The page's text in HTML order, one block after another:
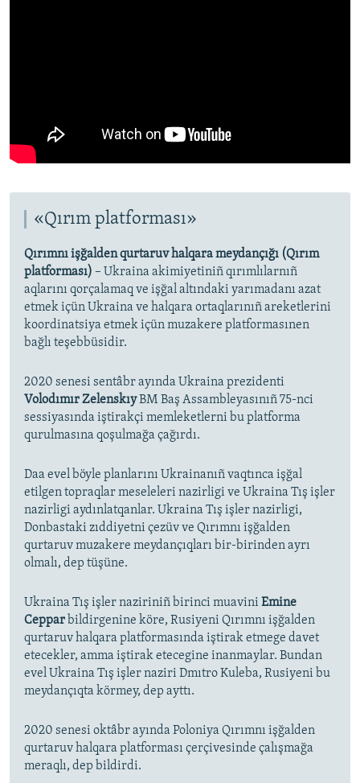
«Qırım platforması»
Qırımnı işğalden qurtaruv halqara meydançığı (Qırım
platforması) – Ukraina akimiyetiniñ qırımlılarnıñ
aqlarını qorçalamaq ve işğal altındaki yarımadanı azat
etmek içün Ukraina ve halqara ortaqlarınıñ areketlerini
koordinatsiya etmek içün muzakere platformasınen
bağlı teşebbüsidir.
2020 senesi sentâbr ayında Ukraina prezidenti
Volodımır ZelenskıyBM Baş Assambleyasınıñ 75-nci
sessiyasında iştirakçi memleketlerni bu platforma
qurulmasına qoşulmağa çağırdı.
Daa evel böyle planlarını Ukrainanıñ vaqtınca işğal
etilgen topraqlar meseleleri nazirligi ve Ukraina Tış işler
nazirligi aydınlatqanlar. Ukraina Tış işler nazirligi,
Donbastaki zıddiyetni çezüv ve Qırımnı işğalden
qurtaruv muzakere meydançıqları bir-birinden ayrı
olmalı, dep tüşüne.
Ukraina Tış işler naziriniñ birinci muavini Emine
Ceppar bildirgenine köre, Rusiyeni Qırımnı işğalden
qurtaruv halqara platformasında iştirak etmege davet
etecekler, amma iştirak etecegine inanmaylar. Bundan
evel Ukraina Tış işler naziri Dmıtro Kuleba, Rusiyeni bu
meydançıqta körmey, dep ayttı.
2020 senesi oktâbr ayında Poloniya Qırımnı işğalden
qurtaruv halqara platforması çerçivesinde çalışmağa
meraqlı, dep bildirdi.